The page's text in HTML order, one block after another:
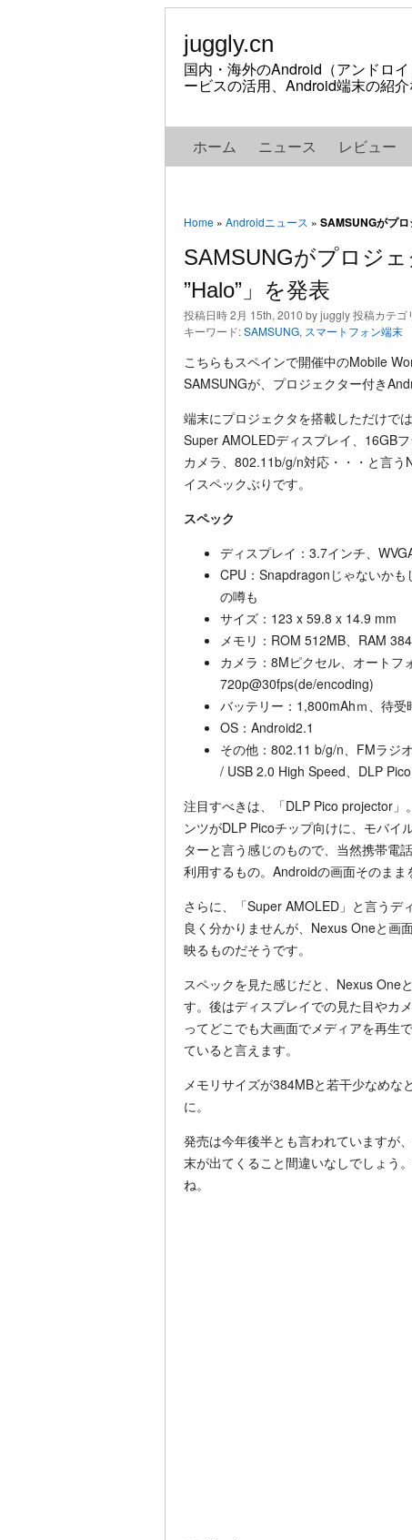
juggly.cn
国内・海外のAndroid（アンドロ
ービスの活用、Android端末の紹
ホーム ニュース レビュー
Home » Androidニュース » SAMSUNGがプ
SAMSUNGがプロジ
”Halo”」を発表
投稿日時 2月 15th, 2010 by juggly 投稿カテゴ
キーワード:SAMSUNG, スマートフォン端末
こちらもスペインで開催中のMobile
SAMSUNGが、プロジェクター付き
端末にプロジェクタを搭載しただけで
Super AMOLEDディスプレイ、16GB
カメラ、802.11b/g/n対応・・・と言
イスペックぶりです。
スペック
ディスプレイ：3.7インチ、
CPU：Snapdragonじゃないかも
の噂も
サイズ：123 x 59.8 x 14.9 mm
メモリ：ROM 512MB、RAM
カメラ：8Mピクセル、オートフ
720p@30fps(de/encoding)
バッテリー：1,800mAhｍ、待受
OS：Android2.1
その他：802.11 b/g/n、FMラジ
/ USB 2.0 High Speed、DLP
注目すべきは、「DLP Pico projector
ンツがDLP Picoチップ向けに、モバイ
ターと言う感じのもので、当然携帯電
利用するもの。Androidの画面そのまま
さらに、「Super AMOLED」と言うデ
良く分かりませんが、Nexus Oneと画
映るものだそうです。
スペックを見た感じだと、Nexus One
す。後はディスプレイでの見た目やカ
ってどこでも大画面でメディアを再生
ていると言えます。
メモリサイズが384MBと若干少なめ
に。
発売は今年後半とも言われていますが
末が出てくること間違いなしでしょう
ね。